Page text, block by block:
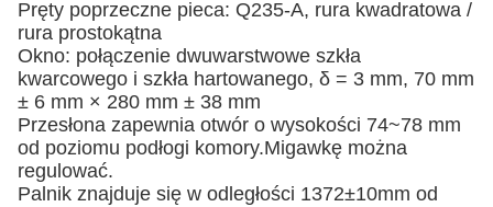
Pręty poprzeczne pieca: Q235-A, rura kwadratowa /
rura prostokątna
Okno: połączenie dwuwarstwowe szkła
kwarcowego i szkła hartowanego, δ = 3 mm, 70 mm
± 6 mm × 280 mm ± 38 mm
Przesłona zapewnia otwór o wysokości 74~78 mm
od poziomu podłogi komory.Migawkę można
regulować.
Palnik znajduje się w odległości 1372±10mm od